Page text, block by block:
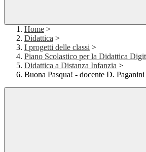
Home >
Didattica >
I progetti delle classi >
Piano Scolastico per la Didattica
Didattica a Distanza Infanzia >
Buona Pasqua! - docente D.